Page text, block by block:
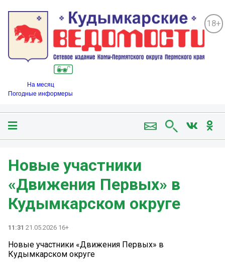
18+
На месяц
Погодные информеры
Новые участники
«Движения Первых» в
Кудымкарском округе
11:31 21.05.2026 16+
Новые участники «Движения Первых» в
Кудымкарском округе